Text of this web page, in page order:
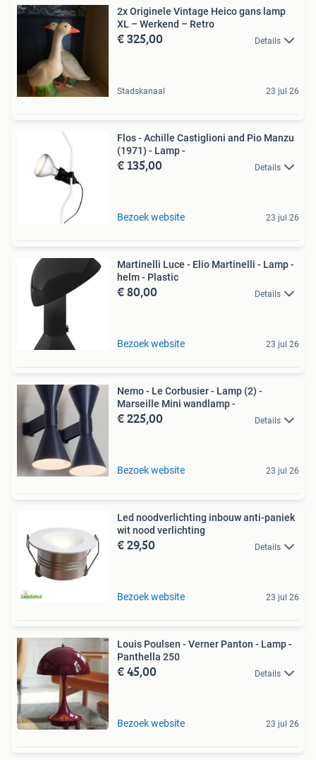
2x Originele Vintage Heico gans lamp
XL – Werkend – Retro
€ 325,00 Details
Stadskanaal 23 jul 26
Flos - Achille Castiglioni and Pio Manzu
(1971) - Lamp -
€ 135,00 Details
Bezoek website 23 jul 26
Martinelli Luce - Elio Martinelli - Lamp -
helm - Plastic
€ 80,00 Details
Bezoek website 23 jul 26
Nemo - Le Corbusier - Lamp (2) -
Marseille Mini wandlamp -
€ 225,00 Details
Bezoek website 23 jul 26
Led noodverlichting inbouw anti-paniek
wit nood verlichting
€ 29,50 Details
Bezoek website 23 jul 26
Louis Poulsen - Verner Panton - Lamp -
Panthella 250
€ 45,00 Details
Bezoek website 23 jul 26